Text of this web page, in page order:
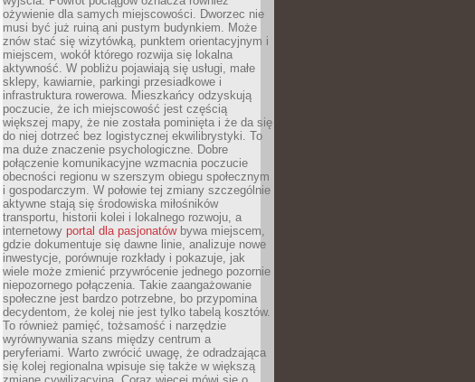
ożywienie dla samych miejscowości. Dworzec nie
musi być już ruiną ani pustym budynkiem. Może
znów stać się wizytówką, punktem orientacyjnym i
miejscem, wokół którego rozwija się lokalna
aktywność. W pobliżu pojawiają się usługi, małe
sklepy, kawiarnie, parkingi przesiadkowe i
infrastruktura rowerowa. Mieszkańcy odzyskują
poczucie, że ich miejscowość jest częścią
większej mapy, że nie została pominięta i że da się
do niej dotrzeć bez logistycznej ekwilibrystyki. To
ma duże znaczenie psychologiczne. Dobre
połączenie komunikacyjne wzmacnia poczucie
obecności regionu w szerszym obiegu społecznym
i gospodarczym. W połowie tej zmiany szczególnie
aktywne stają się środowiska miłośników
transportu, historii kolei i lokalnego rozwoju, a
internetowy portal dla pasjonatówbywa miejscem,
gdzie dokumentuje się dawne linie, analizuje nowe
inwestycje, porównuje rozkłady i pokazuje, jak
wiele może zmienić przywrócenie jednego pozornie
niepozornego połączenia. Takie zaangażowanie
społeczne jest bardzo potrzebne, bo przypomina
decydentom, że kolej nie jest tylko tabelą kosztów.
To również pamięć, tożsamość i narzędzie
wyrównywania szans między centrum a
peryferiami. Warto zwrócić uwagę, że odradzająca
się kolej regionalna wpisuje się także w większą